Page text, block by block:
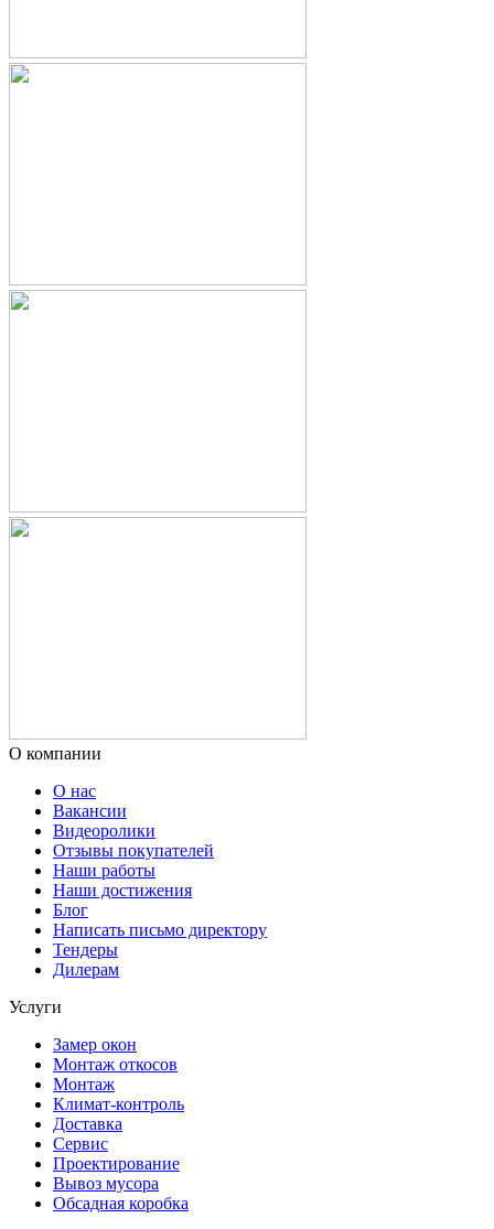
О компании
О нас
Вакансии
Видеоролики
Отзывы покупателей
Наши работы
Наши достижения
Блог
Написать письмо директору
Тендеры
Дилерам
Услуги
Замер окон
Монтаж откосов
Монтаж
Климат-контроль
Доставка
Сервиc
Проектирование
Вывоз мусора
Обсадная коробка